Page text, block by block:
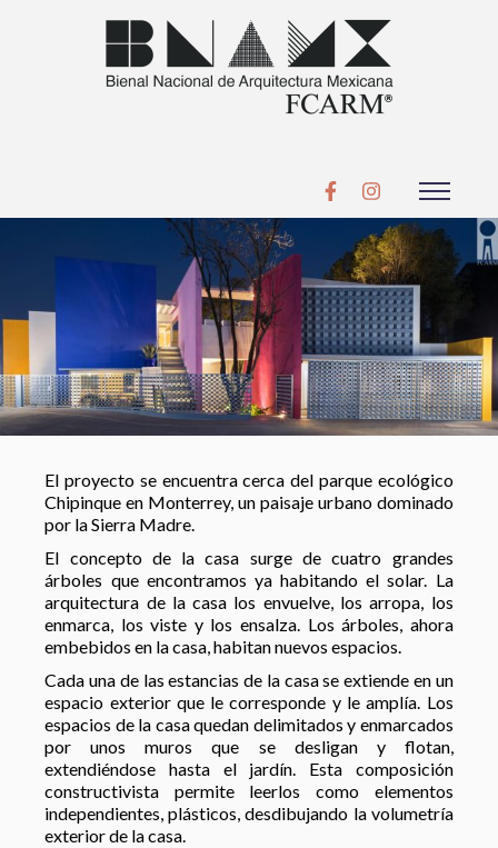
El proyecto se encuentra cerca del parque ecológico
Chipinque en Monterrey, un paisaje urbano dominado
por la Sierra Madre.
El concepto de la casa surge de cuatro grandes
árboles que encontramos ya habitando el solar. La
arquitectura de la casa los envuelve, los arropa, los
enmarca, los viste y los ensalza. Los árboles, ahora
embebidos en la casa, habitan nuevos espacios.
Cada una de las estancias de la casa se extiende en un
espacio exterior que le corresponde y le amplía. Los
espacios de la casa quedan delimitados y enmarcados
por unos muros que se desligan y flotan,
extendiéndose hasta el jardín. Esta composición
constructivista permite leerlos como elementos
independientes, plásticos, desdibujando la volumetría
exterior de la casa.